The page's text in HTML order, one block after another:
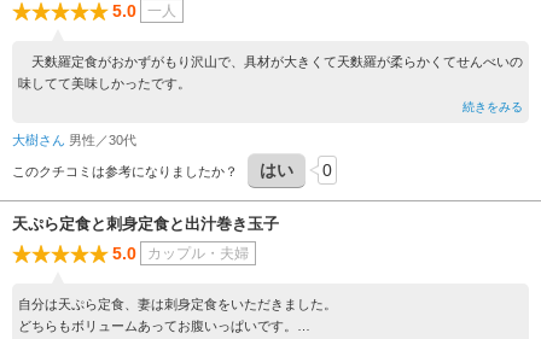
5.0 一人
天麩羅定食がおかずがもり沢山で、具材が大きくて天麩羅が柔らかくてせんべいの
味してて美味しかったです。
続きをみる
大樹さん 男性／30代
このクチコミは参考になりましたか？ はい 0
天ぷら定食と刺身定食と出汁巻き玉子
5.0 カップル・夫婦
自分は天ぷら定食、妻は刺身定食をいただきました。
どちらもボリュームあってお腹いっぱいです。